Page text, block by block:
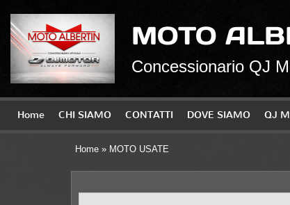
MOTO
Concessionario QJ
Home CHI SIAMO CONTATTI DOVE SIAMO QJ
Home » MOTO USATE